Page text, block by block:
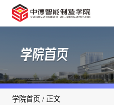
学院首页
学院首页 / 正文